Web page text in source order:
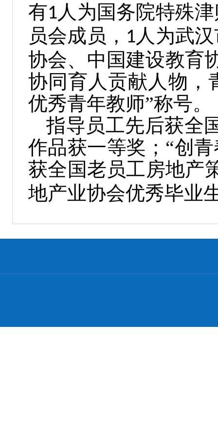
有1人为国务院特殊
员会成员， 1人为武
协会、中国建设教育
协同育人贡献人物，
优秀青年教师”称号。
指导员工先后获全
作品获一等奖；“创
获全国老员工房地产
地产业协会优秀毕业